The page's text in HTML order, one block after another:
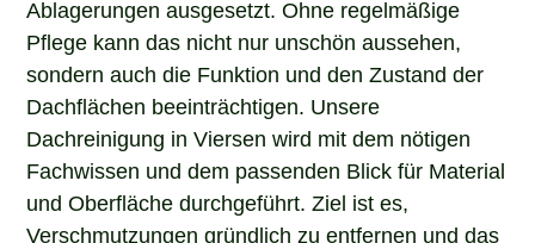
Pflege kann das nicht nur unschön aussehen,
sondern auch die Funktion und den Zustand der
Dachflächen beeinträchtigen. Unsere
Dachreinigung in Viersen wird mit dem nötigen
Fachwissen und dem passenden Blick für Material
und Oberfläche durchgeführt. Ziel ist es,
Verschmutzungen gründlich zu entfernen und das